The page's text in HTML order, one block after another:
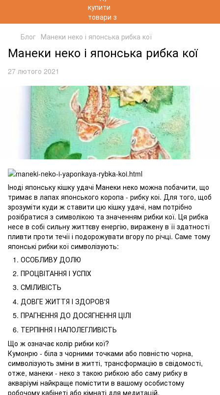
Блог Манеки неко і японська рибка кої
Манеки неко і японська рибка кої
27 лютого 2021
Іноді японську кішку удачі Манеки неко можна побачити, що
тримає в лапах японського коропа - рибку коі. Для того, щоб
зрозуміти куди ж ставити цю кішку удачі, нам потрібно
розібратися з символікою та значенням рибки кої. Ця рибка
несе в собі сильну життєву енергію, виражену в її здатності
пливти проти течії і подорожувати вгору по річці. Саме тому
японські рибки кої символізують:
ОСОБЛИВУ ДОЛЮ
ПРОЦВІТАННЯ І УСПІХ
СМІЛИВІСТЬ
ДОВГЕ ЖИТТЯ І ЗДОРОВ'Я
ПРАГНЕННЯ ДО ДОСЯГНЕННЯ ЦІЛІ
ТЕРПІННЯ І НАПОЛЕГЛИВІСТЬ
Що ж означає колір рибки кої?
Кумонрю - біла з чорними точками або повністю чорна,
символізують зміни в житті, трансформацію в свідомості,
отже, манеки - неко з такою рибкою або саму рибку в
акваріумі найкраще помістити в вашому особистому
робочому кабінеті або кімнаті для медитацій.